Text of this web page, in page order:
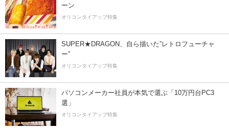
ーン
オリコンタイアップ特集
SUPER★DRAGON、自ら描いた”レトロフューチャ
ー”
オリコンタイアップ特集
パソコンメーカー社員が本気で選ぶ「10万円台PC3
選」
オリコンタイアップ特集